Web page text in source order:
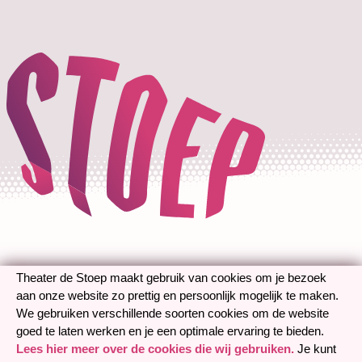
Theater de Stoep maakt gebruik van cookies om je bezoek
aan onze website zo prettig en persoonlijk mogelijk te maken.
We gebruiken verschillende soorten cookies om de website
goed te laten werken en je een optimale ervaring te bieden.
Lees hier meer over de cookies die wij gebruiken.Je kunt